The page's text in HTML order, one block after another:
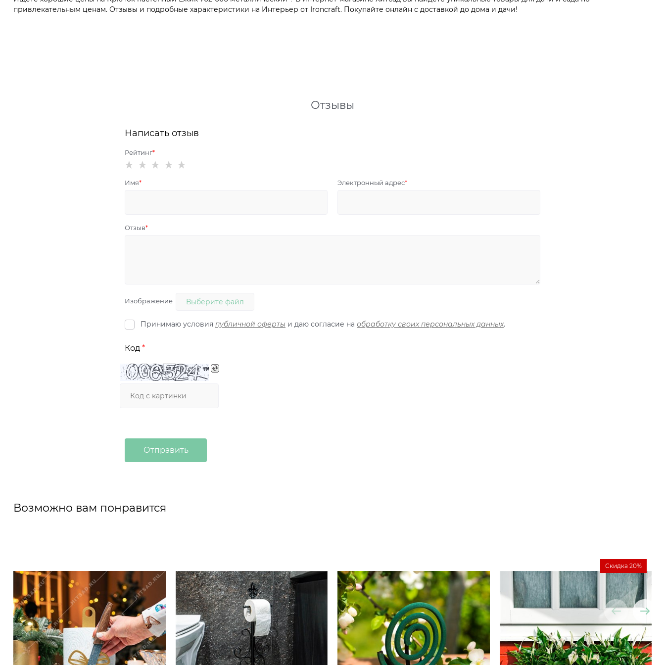
привлекательным ценам. Отзывы и подробные характеристики на Интерьер от Ironcraft. Покупайте онлайн с доставкой до дома и дачи!
Отзывы
Написать отзыв
Рейтинг
Имя Электронный адрес
Отзыв
Изображение Выберите файл
Принимаю условия публичной оферты и даю согласие на обработку своих персональных данных.
Код
Возможно вам понравится
Скидка 20%